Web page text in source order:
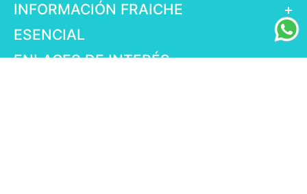
INFORMACIÓN FRAICHE
+
ESENCIAL
+
ENLACES DE INTERÉS
+